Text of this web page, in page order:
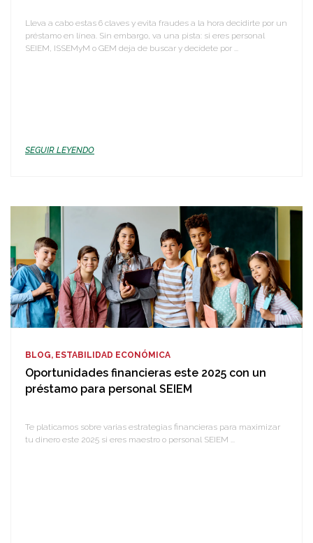
Lleva a cabo estas 6 claves y evita fraudes a la hora decidirte por un
préstamo en línea. Sin embargo, va una pista: si eres personal
SEIEM, ISSEMyM o GEM deja de buscar y decídete por ...
SEGUIR LEYENDO
BLOG, ESTABILIDAD ECONÓMICA
Oportunidades financieras este 2025 con un
préstamo para personal SEIEM
Te platicamos sobre varias estrategias financieras para maximizar
tu dinero este 2025 si eres maestro o personal SEIEM ...